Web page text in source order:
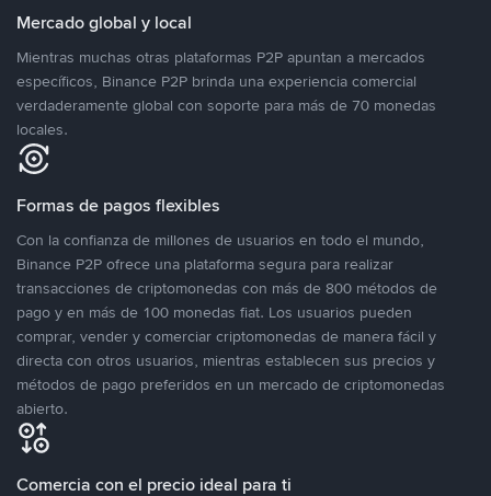
Mercado global y local
Mientras muchas otras plataformas P2P apuntan a mercados
específicos, Binance P2P brinda una experiencia comercial
verdaderamente global con soporte para más de 70 monedas
locales.
Formas de pagos flexibles
Con la confianza de millones de usuarios en todo el mundo,
Binance P2P ofrece una plataforma segura para realizar
transacciones de criptomonedas con más de 800 métodos de
pago y en más de 100 monedas fiat. Los usuarios pueden
comprar, vender y comerciar criptomonedas de manera fácil y
directa con otros usuarios, mientras establecen sus precios y
métodos de pago preferidos en un mercado de criptomonedas
abierto.
Comercia con el precio ideal para ti